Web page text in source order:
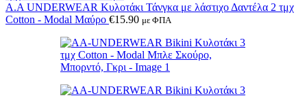
Α.A UNDERWEAR Κυλοτάκι Τάνγκα με λάστιχο Δαντέλα 2 τμχ
Cotton - Modal Μαύρο €15.90 με ΦΠΑ